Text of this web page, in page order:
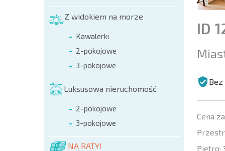
Z widokiem na morze
Kawalerki
2-pokojowe
3-pokojowe
Luksusowa nieruchomość
2-pokojowe
3-pokojowe
NA RATY!
ID
Cena
Piętro: